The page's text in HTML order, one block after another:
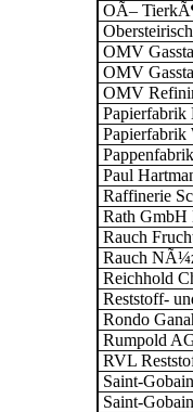
OÃ–
OMV
OMV
OMV
Papierfabrik
Papierfabrik
Paul
Raffinerie
Rath
Rauch
Rauch
Reichhold
Reststoff-
Rondo
Rumpold
RVL
Saint-
Saint-